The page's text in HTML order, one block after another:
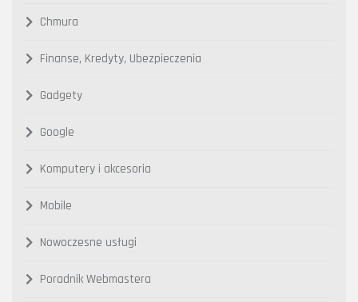
Chmura
Finanse, Kredyty, Ubezpieczenia
Gadgety
Google
Komputery i akcesoria
Mobile
Nowoczesne usługi
Poradnik Webmastera